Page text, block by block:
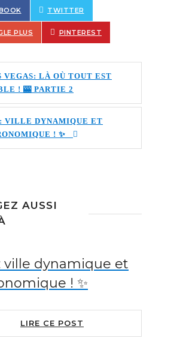
TWITTER
PLUS PINTEREST
VEGAS: LÀ OÙ TOUT EST
! 🎰 PARTIE 2
VILLE DYNAMIQUE ET
! ✨
AUSSI
ville dynamique et
! ✨
LIRE CE POST